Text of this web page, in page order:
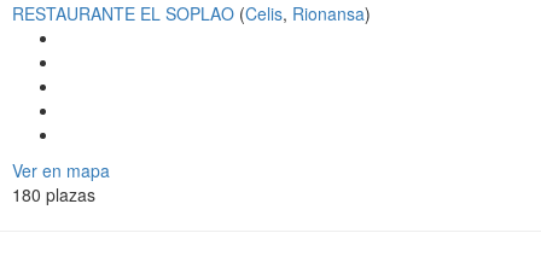
RESTAURANTE EL SOPLAO (Celis, Rionansa)
Ver en mapa
180 plazas